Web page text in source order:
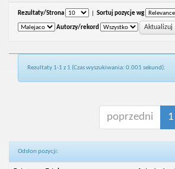
Rezultaty/Strona Sortuj pozycje wg
Autorzy/rekord
Rezultaty 1-1 z 1 (Czas wyszukiwania: 0.001 sekund).
poprzedni 1
Odsłon pozycji: